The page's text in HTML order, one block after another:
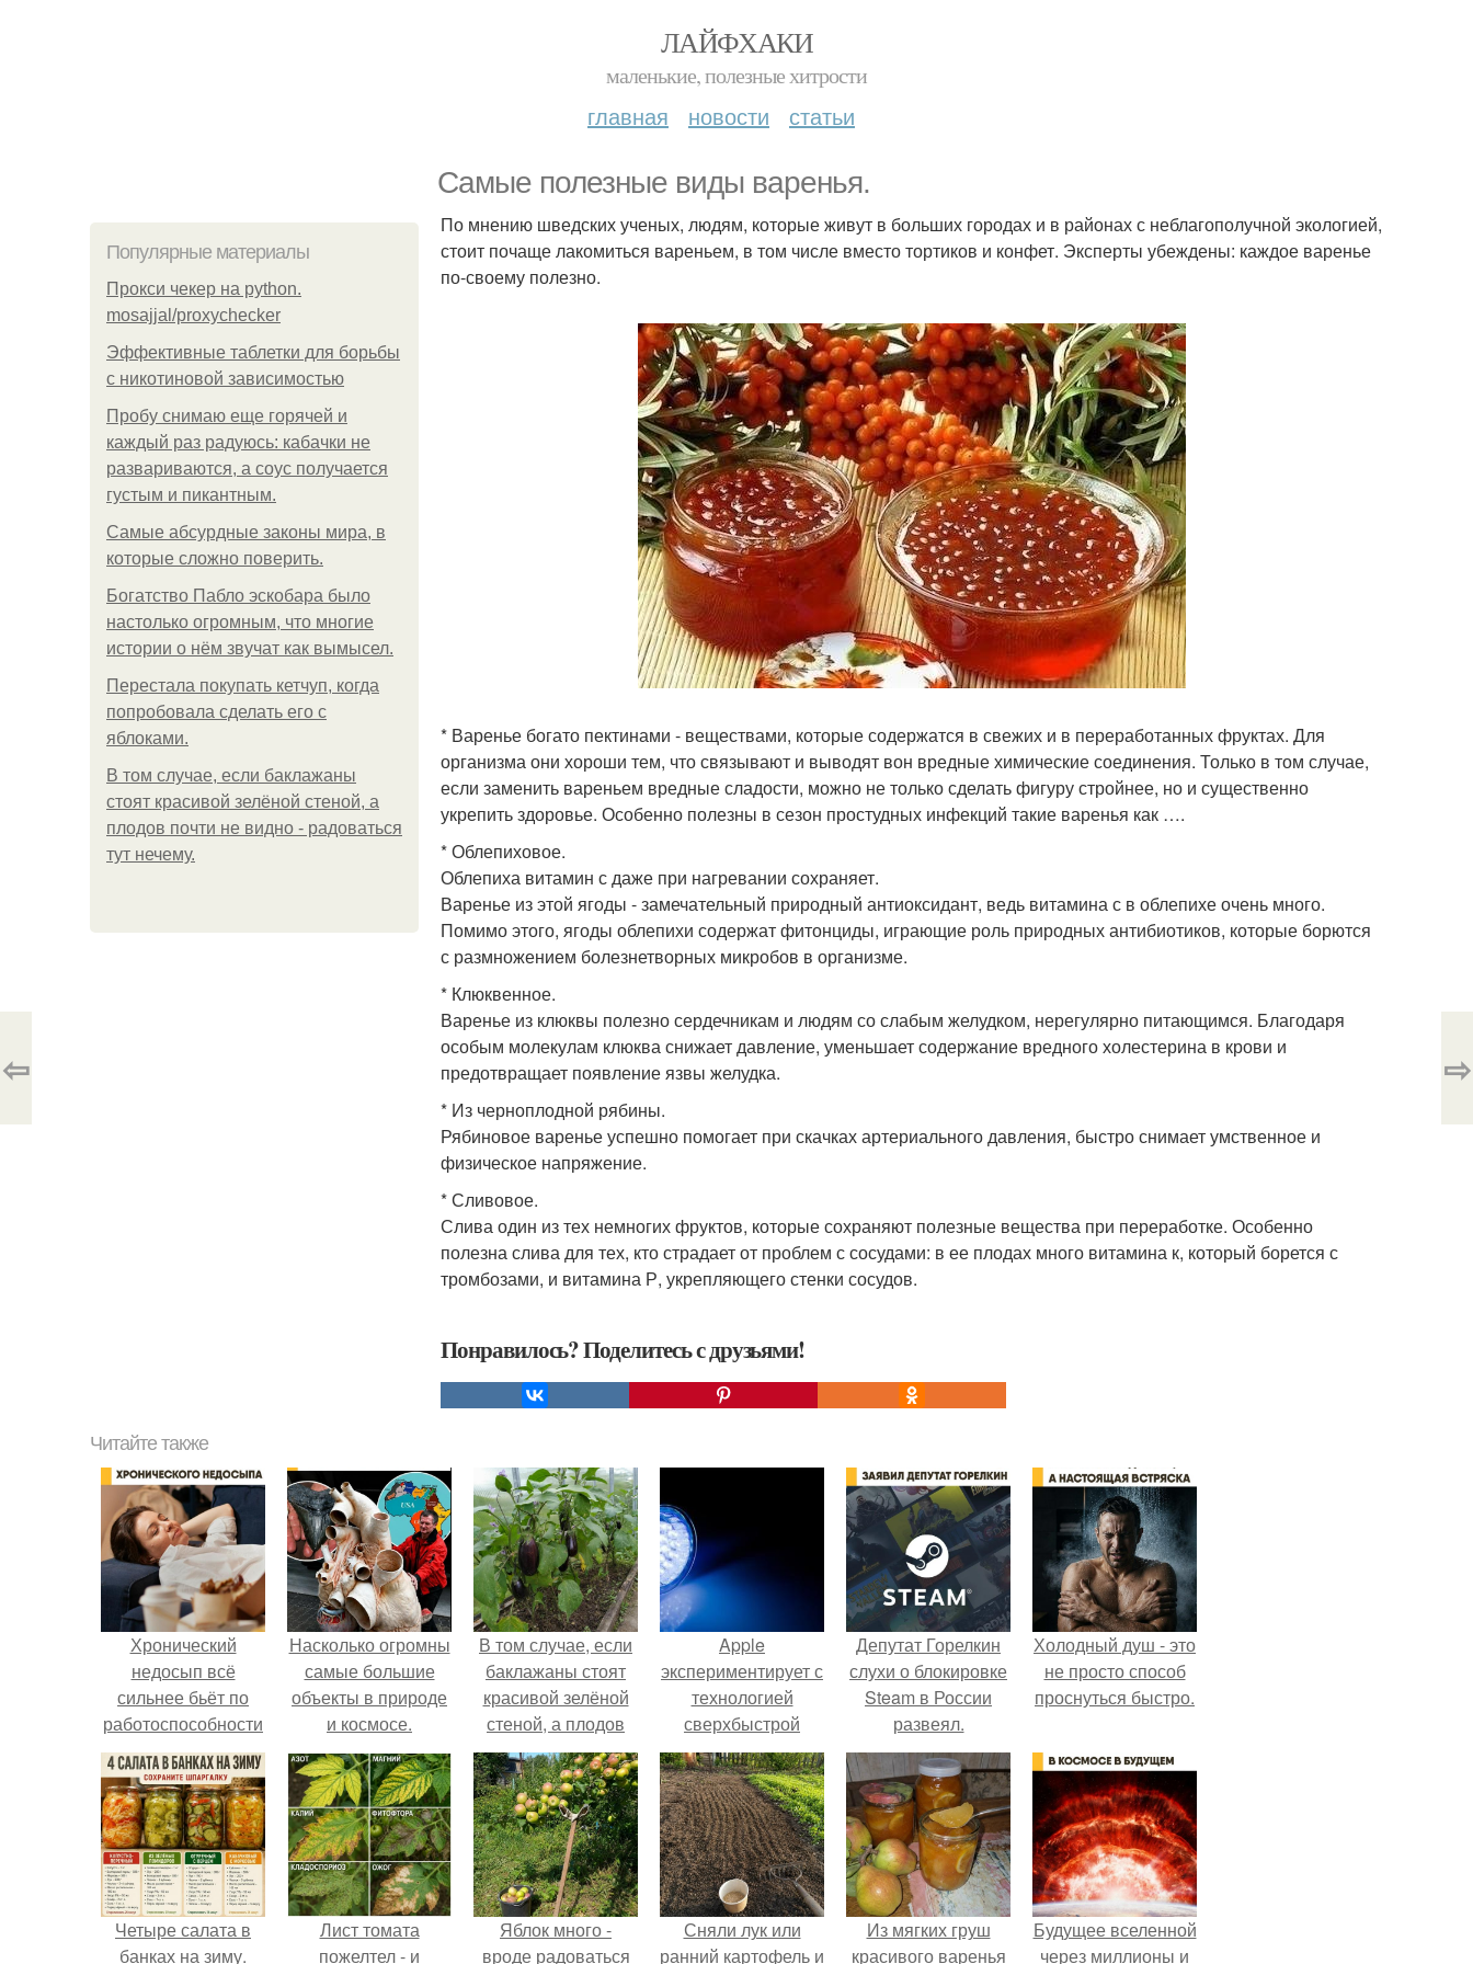
ЛАЙФХАКИ
маленькие, полезные хитрости
главная новости статьи
Самые полезные виды варенья.
Популярные материалы
Прокси чекер на python.
mosajjal/proxychecker
Эффективные таблетки для борьбы
с никотиновой зависимостью
Пробу снимаю еще горячей и
каждый раз радуюсь: кабачки не
развариваются, а соус получается
густым и пикантным.
Самые абсурдные законы мира, в
которые сложно поверить.
Богатство Пабло эскобара было
настолько огромным, что многие
истории о нём звучат как вымысел.
Перестала покупать кетчуп, когда
попробовала сделать его с
яблоками.
В том случае, если баклажаны
стоят красивой зелёной стеной, а
плодов почти не видно - радоваться
тут нечему.
По мнению шведских ученых, людям, которые живут в больших городах и в районах с неблагополучной экологией,
стоит почаще лакомиться вареньем, в том числе вместо тортиков и конфет. Эксперты убеждены: каждое варенье
по-своему полезно.
* Варенье богато пектинами - веществами, которые содержатся в свежих и в переработанных фруктах. Для
организма они хороши тем, что связывают и выводят вон вредные химические соединения. Только в том случае,
если заменить вареньем вредные сладости, можно не только сделать фигуру стройнее, но и существенно
укрепить здоровье. Особенно полезны в сезон простудных инфекций такие варенья как ….
* Облепиховое.
Облепиха витамин с даже при нагревании сохраняет.
Варенье из этой ягоды - замечательный природный антиоксидант, ведь витамина с в облепихе очень много.
Помимо этого, ягоды облепихи содержат фитонциды, играющие роль природных антибиотиков, которые борются
с размножением болезнетворных микробов в организме.
* Клюквенное.
Варенье из клюквы полезно сердечникам и людям со слабым желудком, нерегулярно питающимся. Благодаря
особым молекулам клюква снижает давление, уменьшает содержание вредного холестерина в крови и
предотвращает появление язвы желудка.
* Из черноплодной рябины.
Рябиновое варенье успешно помогает при скачках артериального давления, быстро снимает умственное и
физическое напряжение.
* Сливовое.
Слива один из тех немногих фруктов, которые сохраняют полезные вещества при переработке. Особенно
полезна слива для тех, кто страдает от проблем с сосудами: в ее плодах много витамина к, который борется с
тромбозами, и витамина Р, укрепляющего стенки сосудов.
Понравилось? Поделитесь с друзьями!
⇦ ⇨
Читайте также
Хронический
недосып всё
сильнее бьёт по
работоспособности
россиян,
предупреждают
врачи.
Насколько огромны
самые большие
объекты в природе
и космосе.
В том случае, если
баклажаны стоят
красивой зелёной
стеной, а плодов
почти не видно -
радоваться тут
нечему.
Apple
экспериментирует с
технологией
сверхбыстрой
передачи данных
светом Li - Fi для
будущих Iphone.
Депутат Горелкин
слухи о блокировке
Steam в России
развеял.
Холодный душ - это
не просто способ
проснуться быстро.
Четыре салата в
банках на зиму.
Лист томата
пожелтел - и
Яблок много -
вроде радоваться
Сняли лук или
ранний картофель и
Из мягких груш
красивого варенья
Будущее вселенной
через миллионы и